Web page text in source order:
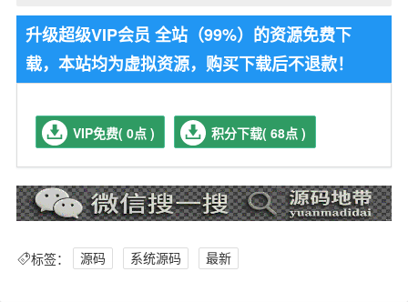
升级超级VIP会员 全站（99%）的资源免费下
载，本站均为虚拟资源，购买下载后不退款！
VIP免费( 0点 ) 积分下载( 68点 )
标签： 源码 系统源码 最新